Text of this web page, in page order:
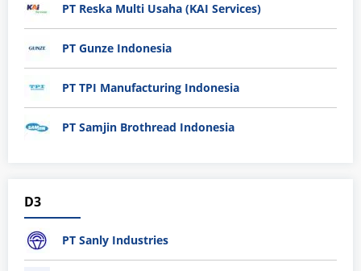
PT Reska Multi Usaha (KAI Services)
PT Gunze Indonesia
PT TPI Manufacturing Indonesia
PT Samjin Brothread Indonesia
D3
PT Sanly Industries